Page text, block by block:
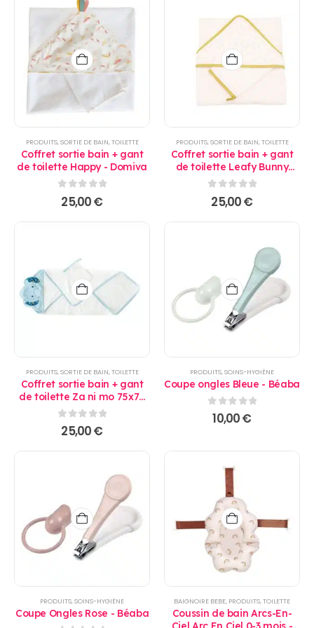
PRODUITS,SORTIE DE BAIN,TOILETTE
Coffret sortie bain + gant
de toilette Happy - Domiva
0sur 5
25,00€
PRODUITS,SORTIE DE BAIN,TOILETTE
Coffret sortie bain + gant
de toilette Leafy Bunny
75x75 cm - Domiva
0sur 5
25,00€
PRODUITS,SORTIE DE BAIN,TOILETTE
Coffret sortie bain + gant
de toilette Za ni mo 75x75
cm - Domiva
0sur 5
25,00€
PRODUITS,SOINS-HYGIÈNE
Coupe ongles Bleue - Béaba
0sur 5
10,00€
PRODUITS,SOINS-HYGIÈNE
Coupe Ongles Rose - Béaba
BAIGNOIRE BEBE, PRODUITS,TOILETTE
Coussin de bain Arcs-En-
Ciel Arc En Ciel 0-3 mois -